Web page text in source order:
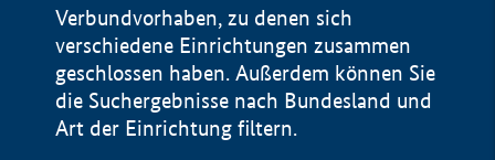
Verbundvorhaben, zu denen sich
verschiedene Einrichtungen zusammen
geschlossen haben. Außerdem können Sie
die Suchergebnisse nach Bundesland und
Art der Einrichtung filtern.